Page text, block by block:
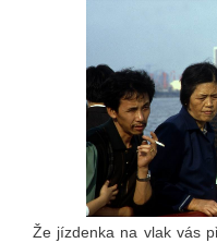
Že jízdenka na vlak vás